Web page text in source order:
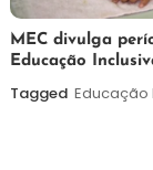
7
de
agosto
Maurilio
MEC divulga
Educação
Tagged Educação